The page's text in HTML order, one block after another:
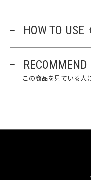
HOW TO USE
RECOMMEND
この商品を見ている人